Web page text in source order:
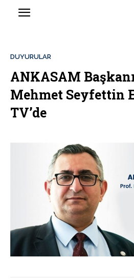
DUYURULAR
ANKASAM
Mehmet Seyfettin
TV’de